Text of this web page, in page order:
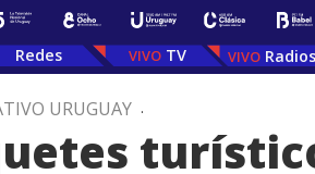
Redes TV Radios
URUGUAY .